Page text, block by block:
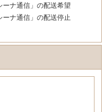
ナ通信」の配送希望
ナ通信」の配送停止